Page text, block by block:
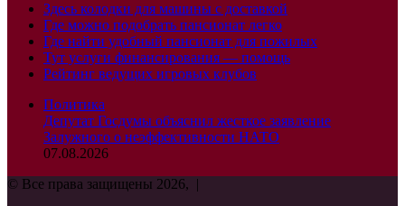
Здесь колодки для машины с доставкой
Где можно подобрать пансионат легко
Где найти удобный пансионат для пожилых
Тут услуги финансирования — помощь
Рейтинг ведущих игровых клубов
Политика
Депутат Госдумы объяснил жесткое заявление
Залужного о неэффективности НАТО
07.08.2026
© Все права защищены 2026, |